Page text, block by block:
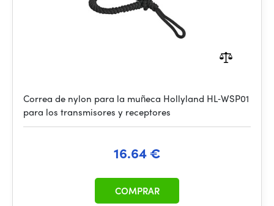
Correa de nylon para la muñeca Hollyland HL‑WSP01
para los transmisores y receptores
16.64 €
COMPRAR